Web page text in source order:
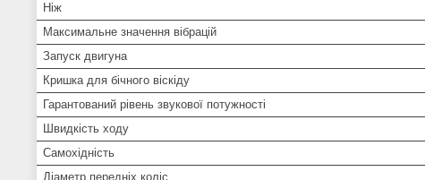
Ніж
Максимальне значення вібрацій
Запуск двигуна
Кришка для бічного віскіду
Гарантований рівень звукової потужності
Швидкість ходу
Самохідність
Діаметр передніх коліс